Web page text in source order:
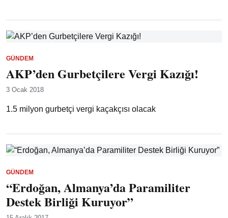
GÜNDEM
AKP’den Gurbetçilere Vergi Kazığı!
3 Ocak 2018
1.5 milyon gurbetçi vergi kaçakçısı olacak
GÜNDEM
“Erdoğan, Almanya’da Paramiliter
Destek Birliği Kuruyor”